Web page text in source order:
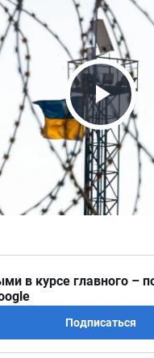
Play
в курсе главного –
Подписаться